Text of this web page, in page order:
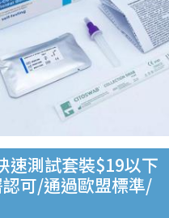
速測試套裝$19以下
可/通過歐盟標準/